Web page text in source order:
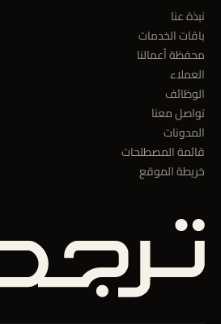
نبذة عنا
باقات الخدمات
محفظة أعمالنا
العملاء
الوظائف
تواصل معنا
المدونات
قائمة المصطلحات
خريطة الموقع